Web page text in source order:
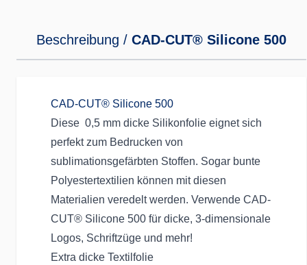
Beschreibung / CAD-CUT® Silicone 500
CAD-CUT® Silicone 500
Diese 0,5 mm dicke Silikonfolie eignet sich
perfekt zum Bedrucken von
sublimationsgefärbten Stoffen. Sogar bunte
Polyestertextilien können mit diesen
Materialien veredelt werden. Verwende CAD-
CUT® Silicone 500 für dicke, 3-dimensionale
Logos, Schriftzüge und mehr!
Extra dicke Textilfolie